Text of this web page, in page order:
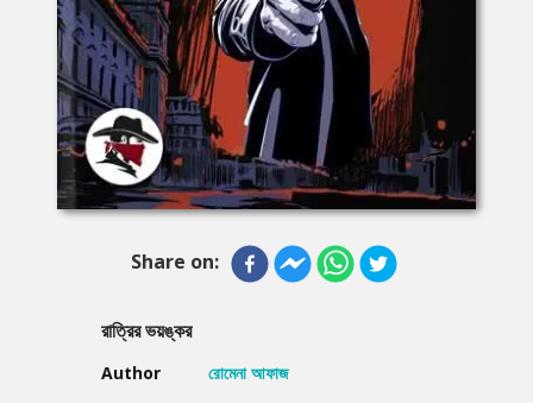
Share on:
রাত্রির ভয়ঙ্কর
Author
রোমেনা আফাজ